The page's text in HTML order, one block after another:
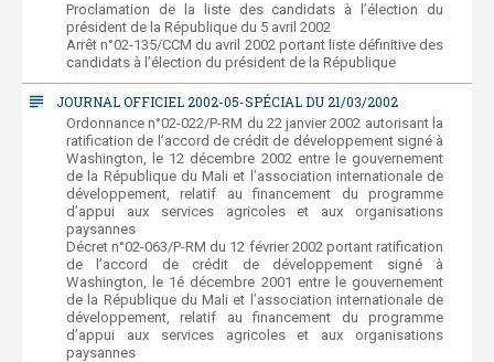
Proclamation de la liste des candidats à l’élection du
président de la République du 5 avril 2002
Arrêt n°02-135/CCM du avril 2002 portant liste définitive des
candidats à l’élection du président de la République
subject JOURNAL OFFICIEL 2002-05-SPÉCIAL DU 21/03/2002
Ordonnance n°02-022/P-RM du 22 janvier 2002 autorisant la
ratification de l’accord de crédit de développement signé à
Washington, le 12 décembre 2002 entre le gouvernement
de la République du Mali et l’association internationale de
développement, relatif au financement du programme
d’appui aux services agricoles et aux organisations
paysannes
Décret n°02-063/P-RM du 12 février 2002 portant ratification
de l’accord de crédit de développement signé à
Washington, le 1é décembre 2001 entre le gouvernement
de la République du Mali et l’association internationale de
développement, relatif au financement du programme
d’appui aux services agricoles et aux organisations
paysannes